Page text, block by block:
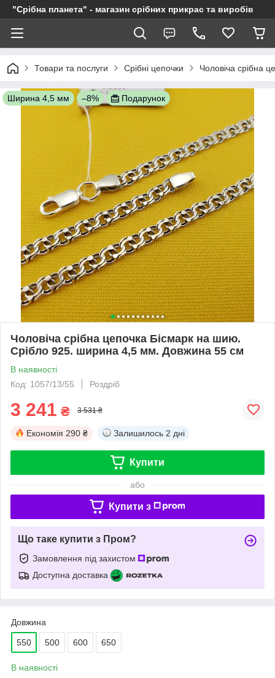
"Срібна планета" - магазин срібних прикрас та виробів
Товари та послуги Срібні цепочки Чоловіча срібна
Ширина 4,5 мм –8% Подарунок
Чоловіча срібна цепочка Бісмарк на шию.
Срібло 925. ширина 4,5 мм. Довжина 55 см
В наявності
Код: 1057/13/55
Роздріб
3 241 ₴ 3 531 ₴
Економія 290 ₴ Залишилось 2 дні
Купити
або
Купити з
Що таке купити з Пром?
Замовлення під захистом
Доступна доставка
Довжина
550 500 600 650
В наявності